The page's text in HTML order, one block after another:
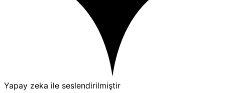
Yapay zeka ile seslendirilmiştir